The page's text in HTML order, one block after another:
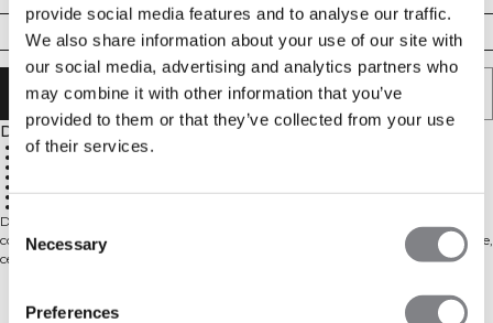
provide social media features and to analyse our traffic.
We also share information about your use of our site with
our social media, advertising and analytics partners who
may combine it with other information that you’ve
provided to them or that they’ve collected from your use
of their services.
Consent
Selection
Necessary
Preferences
XS M XL XXL
AJOUTER AU PANIER
Description
4-way stretch material in the latest seamless technology
Soft, stretchy, and durable material
ICIW logo on left hip and knitted logo on right leg
Define Seamless est l'une de nos collections les plus populaires et il est facile de
comprendre pourquoi. Le matériau sans couture est doux, extensible et souple,
ce qui donne un vêtement avec une excellente mobilité et un ajustement
d'entraînement de choix pour différents types d'exercices. Le matériau
Livraison & retours